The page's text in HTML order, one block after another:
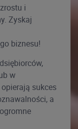
i
Zyskaj
biznesu!
w
sukces
a